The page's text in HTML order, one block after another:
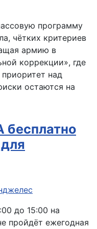
программу
чётких критериев
армию в
коррекции», где
над
остаются на
бесплатно
до 15:00 на
пройдёт ежегодная